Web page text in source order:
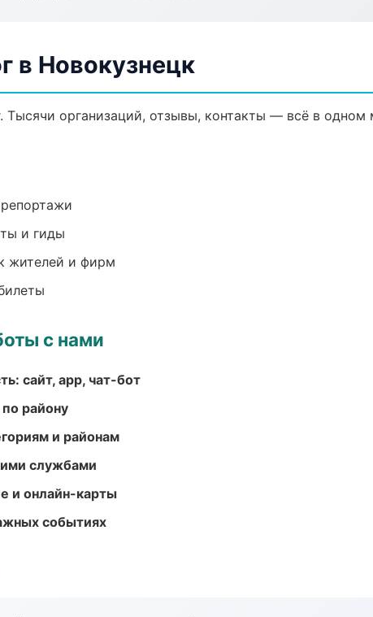
в Новокузнецк
Тысячи организаций, отзывы, контакты — всё в одном
и гиды
жителей и фирм
с нами
сайт, app, чат-бот
району
и районам
службами
и онлайн-карты
событиях